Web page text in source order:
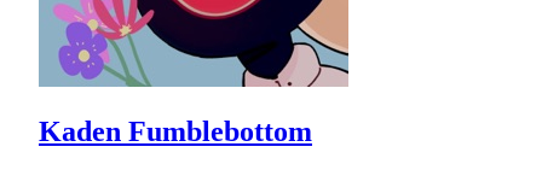
Kaden Fumblebottom